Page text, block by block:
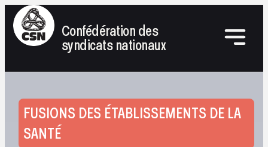
Confédération des
syndicats nationaux
FUSIONS DES ÉTABLISSEMENTS DE LA
SANTÉ